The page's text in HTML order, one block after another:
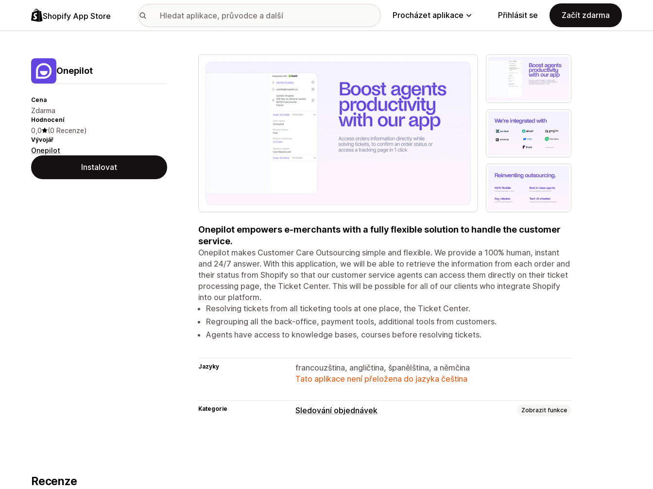
Shopify App Store Procházet aplikace Přihlásit se Začít zdarma
Onepilot
Cena
Zdarma
Hodnocení
0,0 (0 Recenze)
Vývojář
Onepilot
Instalovat
Galerie propagovaných obrázků
Onepilot empowers e-merchants with a fully flexible solution to handle the customer
service.
Onepilot makes Customer Care Outsourcing simple and flexible. We provide a 100% human, instant
and 24/7 answer. With this application, we will be able to retrieve the information from each order and
their status from Shopify so that our customer service agents can access them directly on their ticket
processing page, the Ticket Center. This will be possible for all of our clients who integrate Shopify
into our platform.
Resolving tickets from all ticketing tools at one place, the Ticket Center.
Regrouping all the back-office, payment tools, additional tools from customers.
Agents have access to knowledge bases, courses before resolving tickets.
Jazyky
francouzština, angličtina, španělština, a němčina
Tato aplikace není přeložena do jazyka čeština
Kategorie Sledování objednávek Zobrazit funkce
Recenze